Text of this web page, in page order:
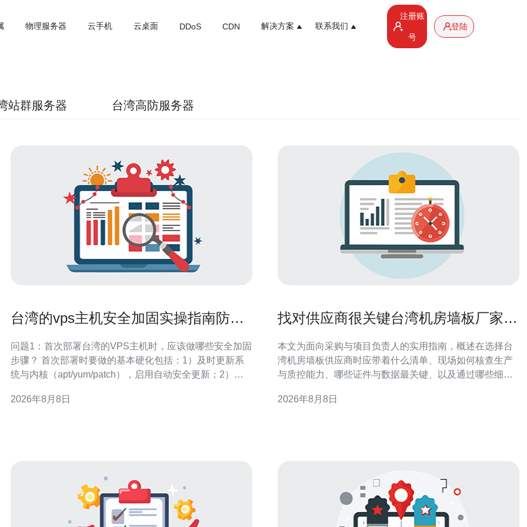
物理服务器 云手机 云桌面 DDoS CDN 解决方案 联系我们
注册账
号
登陆
站群服务器 台湾高防服务器
台湾的vps主机安全加固实操指南防护
问题1：首次部署台湾的VPS主机时，应该做哪些安全加固
步骤？ 首次部署时要做的基本硬化包括：1）及时更新系
统与内核（apt/yum/patch），启用自动安全更新；2）关
配置：更改默认端口、禁用root远程登录、使用公钥认证、
2026年8月8日
找对供应商很关键台湾机房墙板厂家验
本文为面向采购与项目负责人的实用指南，概述在选择台
湾机房墙板供应商时应带着什么清单、现场如何核查生产
与质控能力、哪些证件与数据最关键、以及通过哪些细节
格判断并降低后期运营隐患。 为什么必须对台湾机房墙板
2026年8月8日